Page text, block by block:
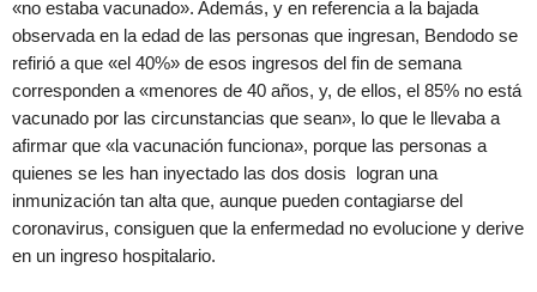
«no estaba vacunado». Además, y en referencia a la bajada
observada en la edad de las personas que ingresan, Bendodo se
refirió a que «el 40%» de esos ingresos del fin de semana
corresponden a «menores de 40 años, y, de ellos, el 85% no está
vacunado por las circunstancias que sean», lo que le llevaba a
afirmar que «la vacunación funciona», porque las personas a
quienes se les han inyectado las dos dosis logran una
inmunización tan alta que, aunque pueden contagiarse del
coronavirus, consiguen que la enfermedad no evolucione y derive
en un ingreso hospitalario.